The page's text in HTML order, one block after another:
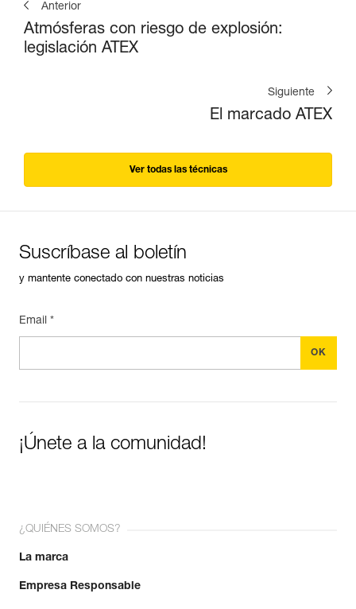
Anterior
Atmósferas con riesgo de explosión:
legislación ATEX
Siguiente
El marcado ATEX
Ver todas las técnicas
Suscríbase al boletín
y mantente conectado con nuestras noticias
Email *
¡Únete a la comunidad!
¿QUIÉNES SOMOS?
La marca
Empresa Responsable